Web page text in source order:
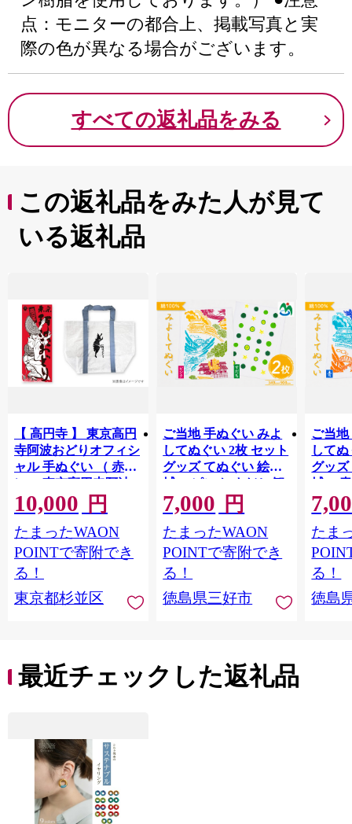
点：モニターの都合上、掲載写真と実
際の色が異なる場合がございます。
すべての返礼品をみる
この返礼品をみた人が見て
いる返礼品
【 高円寺 】 東京高円
寺阿波おどりオフィシ
ャル 手ぬぐい （ 赤
）・ 東京高円寺阿波
おどりオフィシャル
ショッパーバッグ セ
ット 【2026年版】 描
き下ろし 書き下ろし
限定デザイン アート
ワーク オリジナルグ
ッズ
10,000 円
たまったWAON
POINTで寄附でき
る！
東京都杉並区
ご当地 手ぬぐい みよ
してぬぐい 2枚 セット
グッズ てぬぐい 絵手
拭い ピンク すだち 観
光 景色 かずら橋 落合
集落 古民家 大歩危峡
百年蔵 阿波池田たば
こ資料館 阿波池田本
町通り いけだ阿波お
どり お土産 日用品 フ
ァッション おしゃれ
7,000 円
たまったWAON
POINTで寄附でき
る！
徳島県三好市
ご当
して
グッ
拭い
色 か
古民家
蔵 阿
料館
り い
お土産
ション
たま
る！
徳島
最近チェックした返礼品